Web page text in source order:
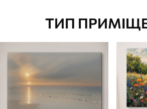
ТИП